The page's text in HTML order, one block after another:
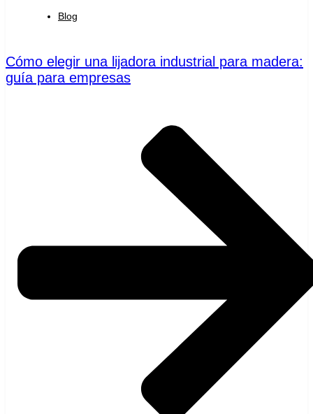
Blog
Cómo elegir una lijadora industrial para madera:
guía para empresas